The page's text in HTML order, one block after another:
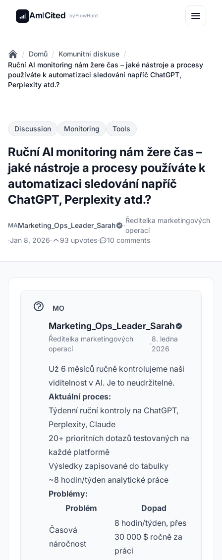
AmICited byFlowHunt
Home
/ Domů / Komunitni diskuse /
Ruční AI monitoring nám žere čas – jaké nástroje a procesy
používáte k automatizaci sledování napříč ChatGPT,
Perplexity atd.?
Discussion Monitoring Tools
Ruční AI monitoring nám žere čas –
jaké nástroje a procesy používáte k
automatizaci sledování napříč
ChatGPT, Perplexity atd.?
MAMarketing_Ops_Leader_Sarah ·
Ředitelka marketingových
operací
·Jan 8, 2026· 93 upvotes· 10 comments
MO
Marketing_Ops_Leader_Sarah
Ředitelka marketingových
operací
·
8. ledna
2026
Už 6 měsíců ručně kontrolujeme naši
viditelnost v AI. Je to neudržitelné.
Aktuální proces:
Týdenní ruční kontroly na ChatGPT,
Perplexity, Claude
20+ prioritních dotazů testovaných na
každé platformě
Výsledky zapisované do tabulky
~8 hodin/týden analytické práce
Problémy:
Problém
Dopad
Časová
náročnost
8 hodin/týden, přes
30 000 $ ročně za
práci